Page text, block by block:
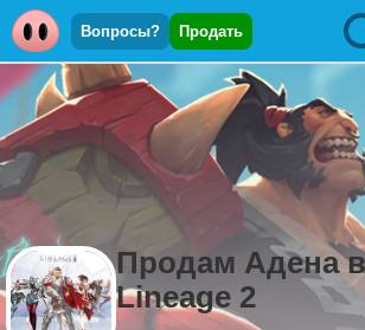
Вопросы? Продать
Продам Адена
Lineage 2